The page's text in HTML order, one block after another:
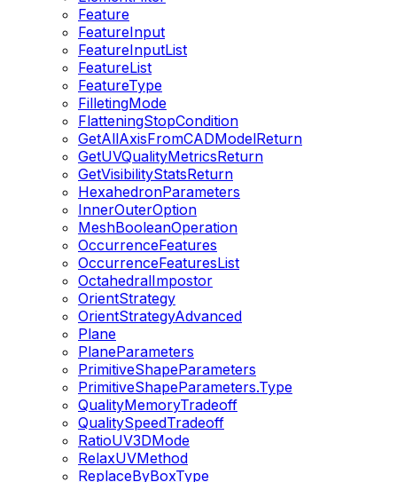
Feature
FeatureInput
FeatureInputList
FeatureList
FeatureType
FilletingMode
FlatteningStopCondition
GetAllAxisFromCADModelReturn
GetUVQualityMetricsReturn
GetVisibilityStatsReturn
HexahedronParameters
InnerOuterOption
MeshBooleanOperation
OccurrenceFeatures
OccurrenceFeaturesList
OctahedralImpostor
OrientStrategy
OrientStrategyAdvanced
Plane
PlaneParameters
PrimitiveShapeParameters
PrimitiveShapeParameters.Type
QualityMemoryTradeoff
QualitySpeedTradeoff
RatioUV3DMode
RelaxUVMethod
ReplaceByBoxType